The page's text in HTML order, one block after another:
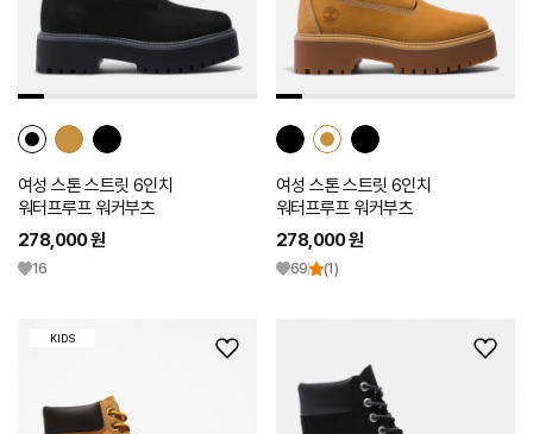
트
추
가
여성 스톤 스트릿 6인치
워터프루프 워커부츠
278,000 원
16
트
추
가
여성 스톤 스트릿 6인치
워터프루프 워커부츠
278,000 원
69 (1)
위
KIDS
위